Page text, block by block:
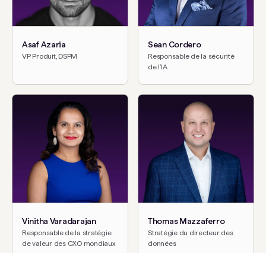
Asaf Azaria
VP Produit, DSPM
Sean Cordero
Responsable de la sécurité
de l'IA
Vinitha Varadarajan
Responsable de la stratégie
de valeur des CXO mondiaux
Thomas Mazzaferro
Stratégie du directeur des
données